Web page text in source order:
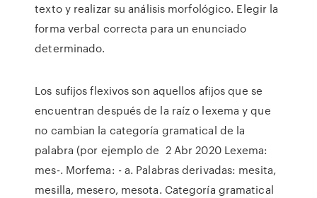
texto y realizar su análisis morfológico. Elegir la
forma verbal correcta para un enunciado
determinado.
Los sufijos flexivos son aquellos afijos que se
encuentran después de la raíz o lexema y que
no cambian la categoría gramatical de la
palabra (por ejemplo de 2 Abr 2020 Lexema:
mes-. Morfema: - a. Palabras derivadas: mesita,
mesilla, mesero, mesota. Categoría gramatical